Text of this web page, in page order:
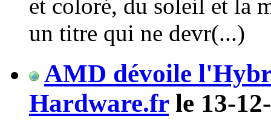
et coloré, du soleil et la
un titre qui ne devr(...)
AMD dévoile
Hardware.frle 13-